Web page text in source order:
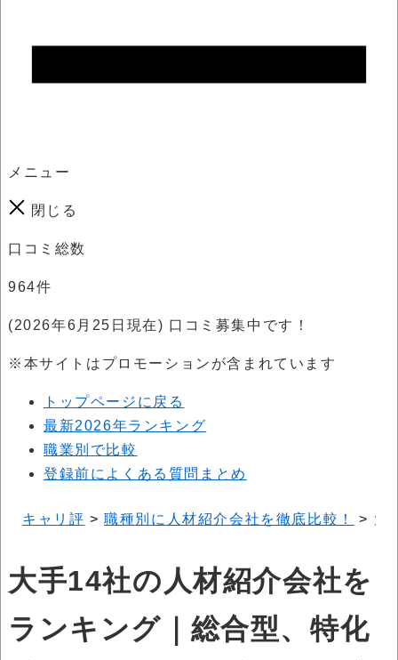
メニュー
閉じる
口コミ総数
964件
(2026年6月25日現在) 口コミ募集中です！
※本サイトはプロモーションが含まれています
トップページに戻る
最新2026年ランキング
職業別で比較
登録前によくある質問まとめ
キャリ評 >職種別に人材紹介会社を徹底比較！ > 大
大手14社の人材紹介会社を
ランキング｜総合型、特化